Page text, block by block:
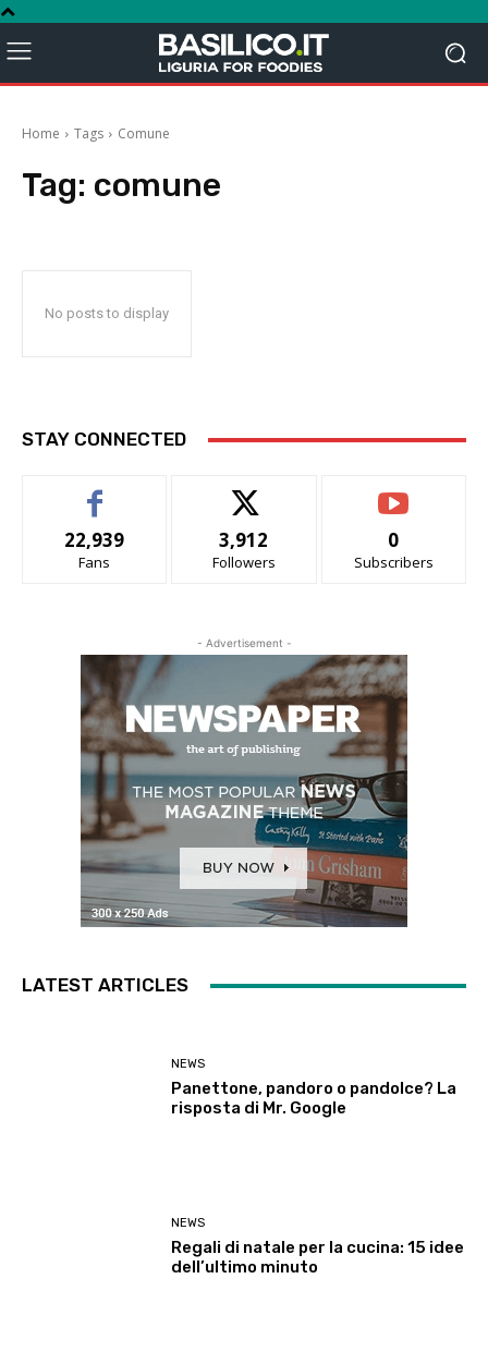
Home Tags Comune
Tag: comune
No posts to display
STAY CONNECTED
22,939
Fans
3,912
Followers
0
Subscribers
- Advertisement -
LATEST ARTICLES
NEWS
Panettone, pandoro o pandolce? La
risposta di Mr. Google
NEWS
Regali di natale per la cucina: 15 idee
dell’ultimo minuto